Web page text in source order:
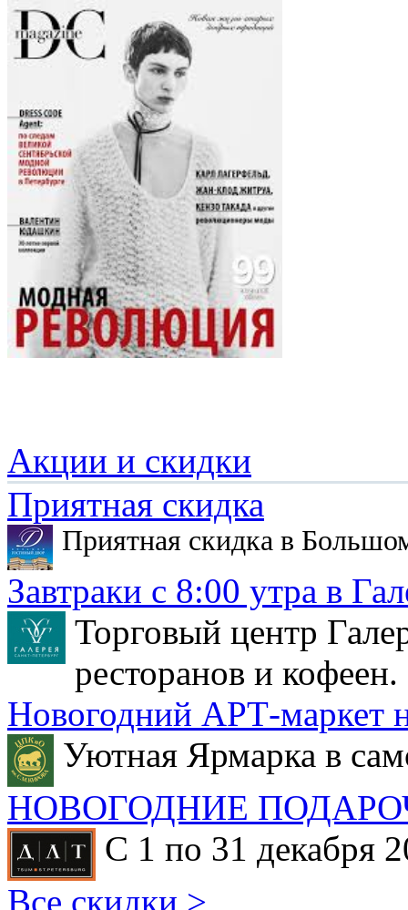
Акции и скидки
Приятная скидка
Приятная скидка в
Завтраки с 8:00 утра в
Торговый центр
ресторанов и кофеен.
Новогодний АРТ-маркет
Уютная Ярмарка в
НОВОГОДНИЕ
С 1 по 31 декабря
Все скидки >